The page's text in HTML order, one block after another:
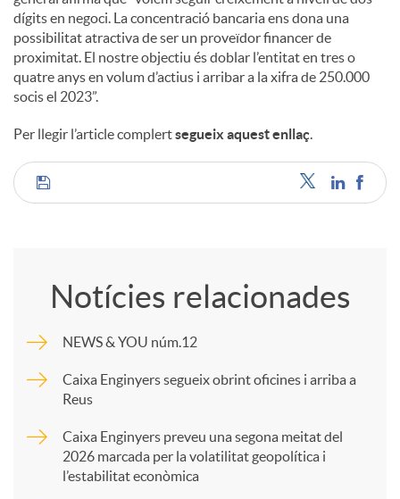
l
s
dígits en negoci. La concentració bancaria ens dona una
possibilitat atractiva de ser un proveïdor financer de
proximitat. El nostre objectiu és doblar l’entitat en tres o
quatre anys en volum d’actius i arribar a la xifra de 250.000
socis el 2023”.
Per llegir l’article complertsegueix aquest enllaç.
C
m
p
a
Notícies relacionades
NEWS & YOU núm.12
Caixa Enginyers segueix obrint oficines i arriba a
Reus
Caixa Enginyers preveu una segona meitat del
2026 marcada per la volatilitat geopolítica i
l’estabilitat econòmica